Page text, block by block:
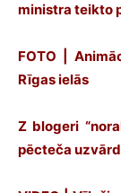
ministra teikto
FOTO |
Rīgas ielās
Z blogeri
pēcteča